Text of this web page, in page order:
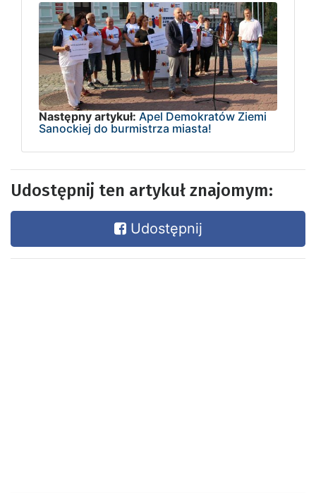
Następny artykuł: Apel Demokratów Ziemi
Sanockiej do burmistrza miasta!
Udostępnij ten artykuł znajomym:
Udostępnij